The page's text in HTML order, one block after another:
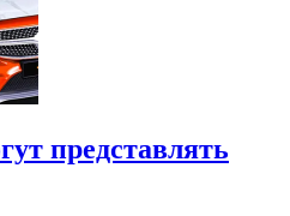
представлять